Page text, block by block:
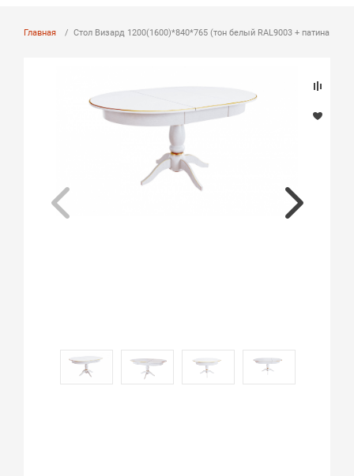
Главная Стол Визард 1200(1600)*840*765 (тон белый RAL9003 + патина